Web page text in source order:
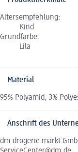
Altersempfehlung:
Kind
Grundfarbe:
Lila
Material
95% Polyamid, 3%
Anschrift des
dm-drogerie markt